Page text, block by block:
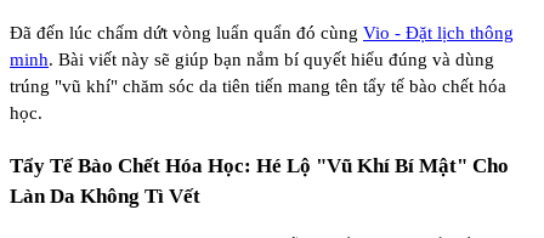
Đã đến lúc chấm dứt vòng luẩn quẩn đó cùng Vio - Đặt lịch thông
minh. Bài viết này sẽ giúp bạn nắm bí quyết hiểu đúng và dùng
trúng "vũ khí" chăm sóc da tiên tiến mang tên tẩy tế bào chết hóa
học.
Tẩy Tế Bào Chết Hóa Học: Hé Lộ "Vũ Khí Bí Mật" Cho
Làn Da Không Tì Vết